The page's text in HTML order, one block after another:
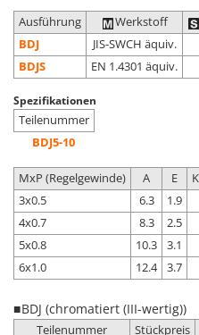
Ausführung Werkstoff
BDJ
JIS-SWCH äquiv.
BDJS
EN 1.4301 äquiv.
Spezifikationen
Teilenummer
BDJ5-10
MxP (Regelgewinde) A E
3x0.5
6.3 1.9
4x0.7
8.3 2.5
5x0.8
10.3 3.1
6x1.0
12.4 3.7
■ BDJ (chromatiert (III-wertig))
Teilenummer Stückpreis